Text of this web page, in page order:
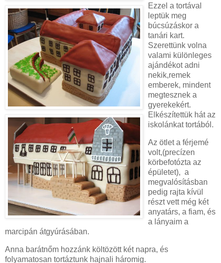
Ezzel a tortával
leptük meg
búcsúzáskor a
tanári kart.
Szerettünk volna
valami különleges
ajándékot adni
nekik,remek
emberek, mindent
megtesznek a
gyerekekért.
Elkészítettük hát az
iskolánkat tortából.
Az ötlet a férjemé
volt,(precízen
körbefotózta az
épületet), a
megvalósításban
pedig rajta kívül
részt vett még két
anyatárs, a fiam, és
a lányaim a
marcipán átgyúrásában.
Anna barátnőm hozzánk költözött két napra, és
folyamatosan tortáztunk hajnali háromig.